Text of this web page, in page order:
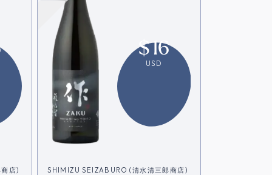
店)
$16
USD
SHIMIZU SEIZABURO (清水清三郎商店)